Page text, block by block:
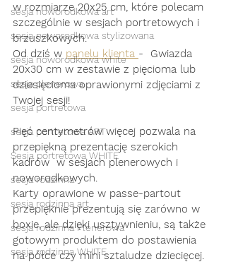
sesja noworodkowa art
sesja noworodkowa stylizowana
sesja noworodkowa white
sesja plenerowa
sesja portretowa
sesja portretowa ART
Sesja portretowa WHITE
sesja rodzinna
sesja rodzinna art
sesja rodzinna Plenerowa
sesja rodzinna WHITE
w rozmiarze 20x25 cm, które polecam
szczególnie w sesjach portretowych i
brzuszkowych.
Od dziś w panelu klienta -  Gwiazda
20x30 cm w zestawie z pięcioma lub
dziesięcioma oprawionymi zdjęciami z
Twojej sesji!
Pięć centymetrów więcej pozwala na
przepiękną prezentację szerokich
kadrów  w sesjach plenerowych i
noworodkowych.
Karty oprawione w passe-partout
przepięknie prezentują się zarówno w
boxie, ale dzięki usztywnieniu, są także
gotowym produktem do postawienia
na półce czy mini sztaludze dziecięcej.